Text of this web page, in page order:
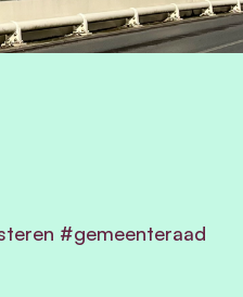
#gemeenteraad